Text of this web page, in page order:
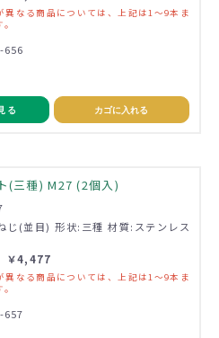
なる商品については、上記は1～9本ま
656
る カゴに入れる
(三種) M27 (2個入)
じ(並目) 形状:三種 材質:ステンレス
￥4,477
なる商品については、上記は1～9本ま
657